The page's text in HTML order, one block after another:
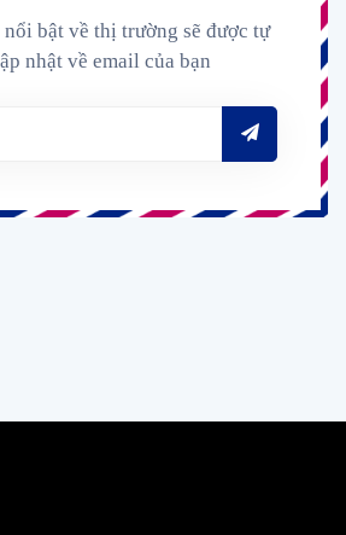
bật về thị trường sẽ được tự
nhật về email của bạn